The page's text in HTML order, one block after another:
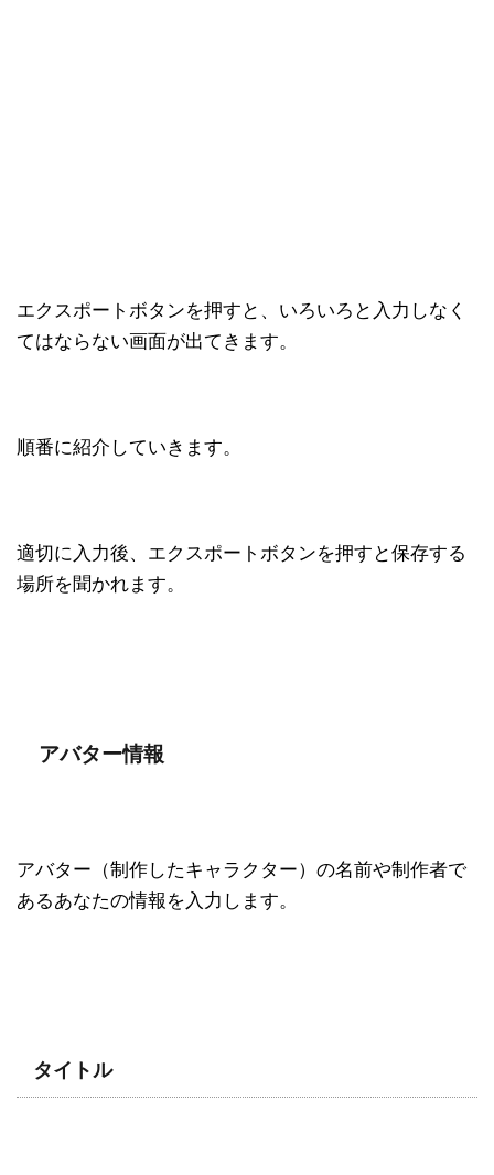
エクスポートボタンを押すと、いろいろと入力しなく
てはならない画面が出てきます。
順番に紹介していきます。
適切に入力後、エクスポートボタンを押すと保存する
場所を聞かれます。
アバター情報
アバター（制作したキャラクター）の名前や制作者で
あるあなたの情報を入力します。
タイトル